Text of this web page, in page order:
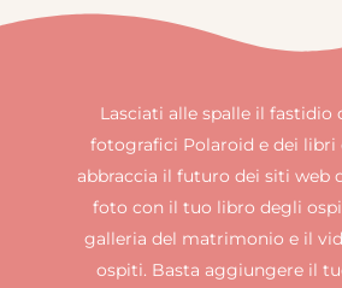
Lasciati alle spalle il fastidio
fotografici Polaroid e dei libri
abbraccia il futuro dei siti web
foto con il tuo libro degli
galleria del matrimonio e il
ospiti. Basta aggiungere il